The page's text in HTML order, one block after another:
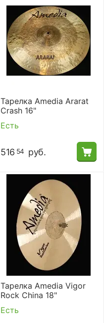
Тарелка Amedia Ararat
Crash 16"
Есть
516 54 руб.
Тарелка Amedia Vigor
Rock China 18"
Есть